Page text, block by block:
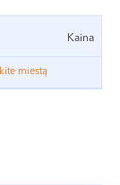
be
Kaina
miestą